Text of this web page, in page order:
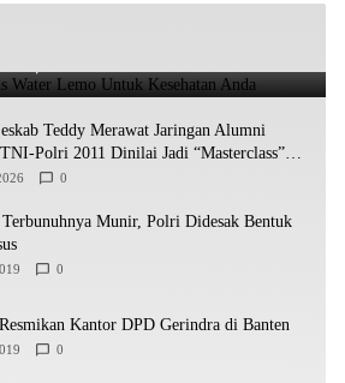
Teddy Merawat Jaringan Alumni
Polri 2011 Dinilai Jadi “Masterclass”
Loyalitas
0
Terbunuhnya Munir, Polri Didesak Bentuk
0
Kantor DPD Gerindra di Banten
0